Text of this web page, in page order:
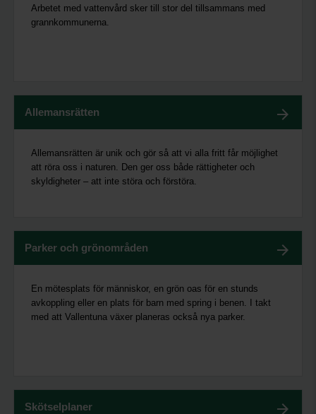
Arbetet med vattenvård sker till stor del tillsammans med
grannkommunerna.
Allemansrätten
Allemansrätten är unik och gör så att vi alla fritt får möjlighet
att röra oss i naturen. Den ger oss både rättigheter och
skyldigheter – att inte störa och förstöra.
Parker och grönområden
En mötesplats för människor, en grön oas för en stunds
avkoppling eller en plats för barn med spring i benen. I takt
med att Vallentuna växer planeras också nya parker.
Skötselplaner